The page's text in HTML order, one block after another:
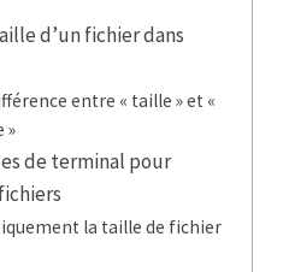
d’un fichier dans
entre « taille » et «
»
de terminal pour
la taille de fichier